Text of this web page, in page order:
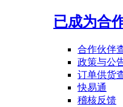
已成为合
合作伙伴
政策与公
订单供货
快易通
稽核反馈